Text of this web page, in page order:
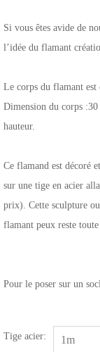
Si vous êtes avide de
l’idée du flamant
Le corps du flamant
Dimension du corps
hauteur.
Ce flamand est décoré
sur une tige en acier
prix). Cette sculpture
flamant peux reste
Pour le poser sur un
Tige acier: